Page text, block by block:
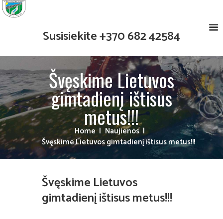
Susisiekite+370 682 42584
Švęskime Lietuvos
gimtadienį ištisus
metus!!!
Home
Naujienos
Švęskime Lietuvos gimtadienį ištisus metus!!!
Švęskime Lietuvos
gimtadienį ištisus metus!!!